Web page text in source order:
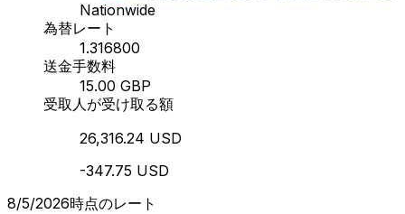
Nationwide
為替レート
1.316800
送金手数料
15.00 GBP
受取人が受け取る額
26,316.24 USD
-347.75 USD
8/5/2026時点のレート